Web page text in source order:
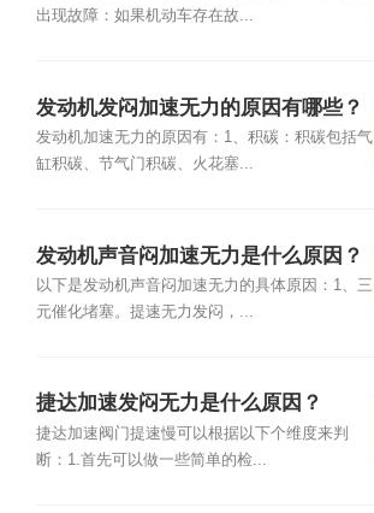
出现故障：如果机动车存在故...
发动机发闷加速无力的原因有哪些？
发动机加速无力的原因有：1、积碳：积碳包括气
缸积碳、节气门积碳、火花塞...
发动机声音闷加速无力是什么原因？
以下是发动机声音闷加速无力的具体原因：1、三
元催化堵塞。提速无力发闷，...
捷达加速发闷无力是什么原因？
捷达加速阀门提速慢可以根据以下个维度来判
断：1.首先可以做一些简单的检...